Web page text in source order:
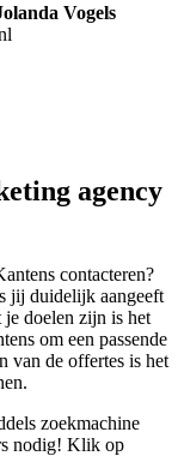
Vogels
agency
contacteren?
jij duidelijk aangeeft
doelen zijn is het
om een passende
van de offertes is het
zoekmachine
nodig! Klik op